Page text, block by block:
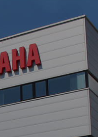
Adventure
BW'S
125
PW50